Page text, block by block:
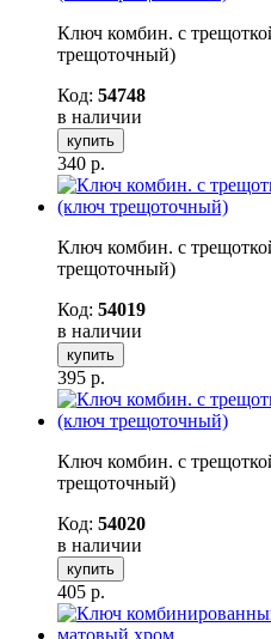
Ключ комбин. с
трещоточный)
Код: 54748
в наличии
купить
340 р.
Ключ комбин. с
трещоточный)
Код: 54019
в наличии
купить
395 р.
Ключ комбин. с
трещоточный)
Код: 54020
в наличии
купить
405 р.